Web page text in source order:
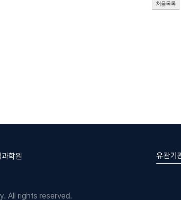
처음목록
학원
All rights reserved.
유관기